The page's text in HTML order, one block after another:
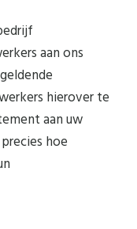
aan ons
hierover te
aan uw
hoe